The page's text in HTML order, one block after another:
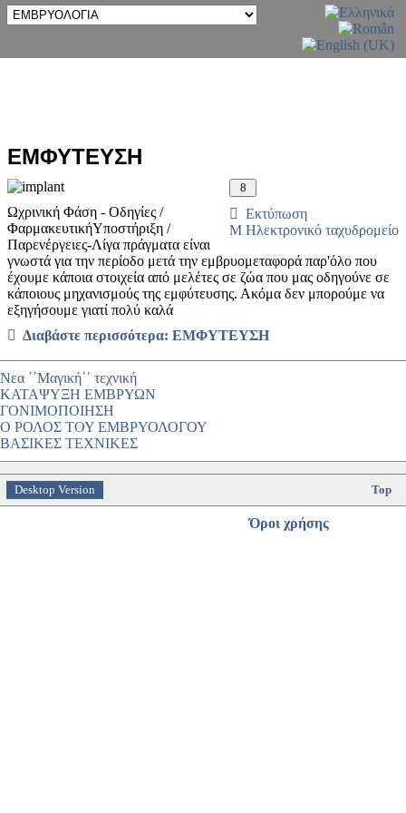
ΕΜΦΥΤΕΥΣΗ
Εκτύπωση
Ηλεκτρονικό ταχυδρομείο
Ωχρινική Φάση - Οδηγίες /
ΦαρμακευτικήΥποστήριξη /
Παρενέργειες-Λίγα πράγματα είναι
γνωστά για την περίοδο μετά την εμβρυομεταφορά παρ'όλο που
έχουμε κάποια στοιχεία από μελέτες σε ζώα που μας οδηγούνε σε
κάποιους μηχανισμούς της εμφύτευσης. Ακόμα δεν μπορούμε να
εξηγήσουμε γιατί πολύ καλά
Διαβάστε περισσότερα: ΕΜΦΥΤΕΥΣΗ
Νεα ΄΄Μαγική΄΄ τεχνική
ΚΑΤΑΨΥΞΗ ΕΜΒΡΥΩΝ
ΓΟΝΙΜΟΠΟΙΗΣΗ
Ο ΡΟΛΟΣ ΤΟΥ ΕΜΒΡΥΟΛΟΓΟΥ
ΒΑΣΙΚΕΣ ΤΕΧΝΙΚΕΣ
Desktop Version Top
Όροι χρήσης